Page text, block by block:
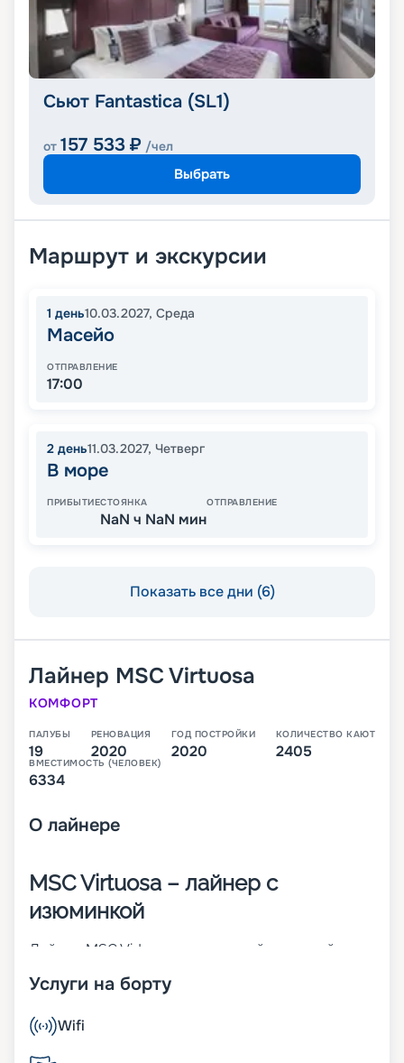
Сьют Fantastica (SL1)
от 157 533 ₽ /чел
Выбрать
Маршрут и экскурсии
1 день10.03.2027, Среда
Масейо
ОТПРАВЛЕНИЕ
17:00
2 день11.03.2027, Четверг
В море
ПРИБЫТИЕСТОЯНКА
NaN ч NaN мин
ОТПРАВЛЕНИЕ
Показать все дни (6)
Лайнер MSC Virtuosa
КОМФОРТ
ПАЛУБЫ
19
РЕНОВАЦИЯ
2020
ГОД ПОСТРОЙКИ
2020
КОЛИЧЕСТВО КАЮТ
2405
ВМЕСТИМОСТЬ (ЧЕЛОВЕК)
6334
О лайнере
MSC Virtuosa – лайнер с
изюминкой
Лайнер MSC Virtuosa – четвертый круизный
величине. Он начал эксплуатироваться в мае
2 405 кают разных категорий, в которых
размещается до 6 334 пассажиров. Также на
борту находится 1 704 члена экипажа.
Услуги на борту
Wifi